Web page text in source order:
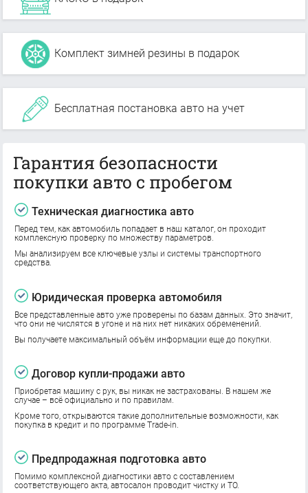
Комплект зимней резины в подарок
Бесплатная постановка авто на учет
Гарантия безопасности
покупки авто с пробегом
Техническая диагностика авто
Перед тем, как автомобиль попадает в наш каталог, он проходит
комплексную проверку по множеству параметров.
Мы анализируем все ключевые узлы и системы транспортного
средства.
Юридическая проверка автомобиля
Все представленные авто уже проверены по базам данных. Это значит,
что они не числятся в угоне и на них нет никаких обременений.
Вы получаете максимальный объём информации еще до покупки.
Договор купли-продажи авто
Приобретая машину с рук, вы никак не застрахованы. В нашем же
случае – всё официально и по правилам.
Кроме того, открываются такие дополнительные возможности, как
покупка в кредит и по программе Trade-in.
Предпродажная подготовка авто
Помимо комплексной диагностики авто с составлением
соответствующего акта, автосалон проводит чистку и ТО.